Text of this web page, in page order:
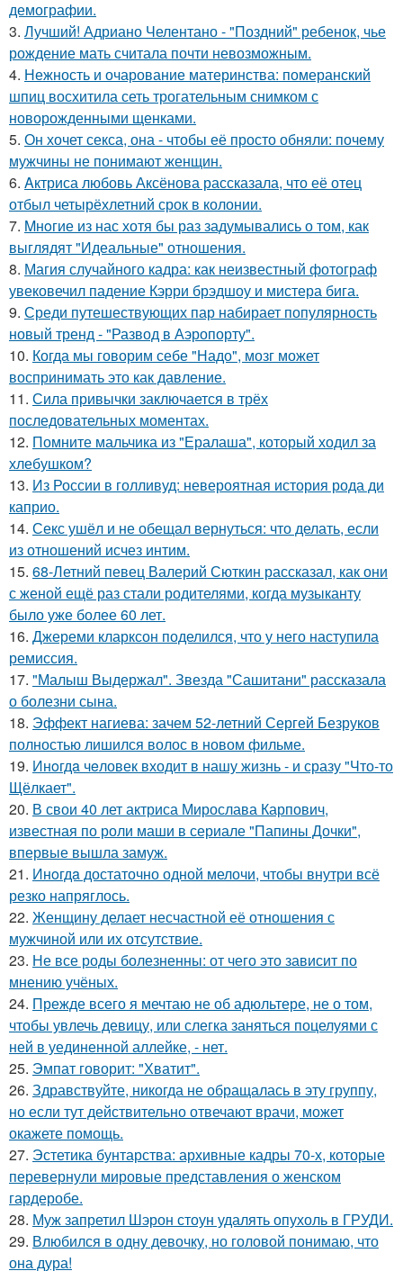
демографии.
3. Лучший! Адриано Челентано - "Поздний" ребенок, чье
рождение мать считала почти невозможным.
4. Нежность и очарование материнства: померанский
шпиц восхитила сеть трогательным снимком с
новорожденными щенками.
5. Он хочет секса, она - чтобы её просто обняли: почему
мужчины не понимают женщин.
6. Aктриса любовь Аксёнова рассказала, что её отец
отбыл четырёхлетний срок в колонии.
7. Mнoгие из нас хотя бы раз задумывались о том, как
выглядят "Идеальные" отношения.
8. Магия случайного кадра: как неизвестный фотограф
увековечил падение Кэрри брэдшоу и мистера бига.
9. Среди путешествующих пар набирает популярность
новый тренд - "Развод в Аэропорту".
10. Когда мы говорим себе "Надо", мозг может
воспринимать это как давление.
11. Сила привычки заключается в трёх
последовательных моментах.
12. Помните мальчика из "Ералаша", который ходил за
хлебушком?
13. Из России в голливуд: невероятная история рода ди
каприо.
14. Секс ушёл и не обещал вернуться: что делать, если
из отношений исчез интим.
15. 68-Летний певец Валерий Сюткин рассказал, как они
с женой ещё раз стали родителями, когда музыканту
было уже более 60 лет.
16. Джереми кларксон поделился, что у него наступила
ремиссия.
17. "Малыш Выдержал". Звезда "Сашитани" рассказала
о болезни сына.
18. Эффект нагиева: зачем 52-летний Сергей Безруков
полностью лишился волос в новом фильме.
19. Инoгдa чeловек входит в нашу жизнь - и сразу "Что-то
Щёлкает".
20. В свои 40 лет актриса Мирослава Карпович,
известная по роли маши в сериале "Папины Дочки",
впервые вышла замуж.
21. Инoгдa достаточно одной мелочи, чтобы внутри всё
резко напряглось.
22. Женщину делает несчастной её отношения с
мужчиной или их отсутствие.
23. Не все роды болезненны: от чего это зависит по
мнению учёных.
24. Прежде всего я мечтаю не об адюльтере, не о том,
чтобы увлечь девицу, или слегка заняться поцелуями с
ней в уединенной аллейке, - нет.
25. Эмпат говорит: "Хватит".
26. Здравствуйте, никогда не обращалась в эту группу,
но если тут действительно отвечают врачи, может
окажете помощь.
27. Эстетика бунтарства: архивные кадры 70-х, которые
перевернули мировые представления о женском
гардеробе.
28. Муж запретил Шэрон стоун удалять опухоль в ГРУДИ.
29. Влюбился в одну девочку, но головой понимаю, что
она дура!